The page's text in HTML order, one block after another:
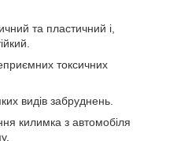
та пластичний і,
токсичних
видів забруднень.
килимка з автомобіля